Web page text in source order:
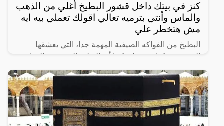
كنز في بيتك داخل قشور البطيخ أغلي من الذهب
والماس وأنتي بترميه تعالي اقولك تعملي بيه ايه
مش هتخطر علي
البطيخ من الفواكه الصيفية المهمة جدا، التي يعشقها
الجميع من كبار وصغار، كما أن للبطيخ العديد من الفوائد
حيث أن البطيخ يمد الجسم بالفيتامينات والألياف الهامة